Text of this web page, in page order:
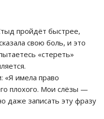
пройдёт быстрее,
свою боль, и это
«стереть»
«Я имела право
плохого. Мои слёзы —
даже записать эту фразу